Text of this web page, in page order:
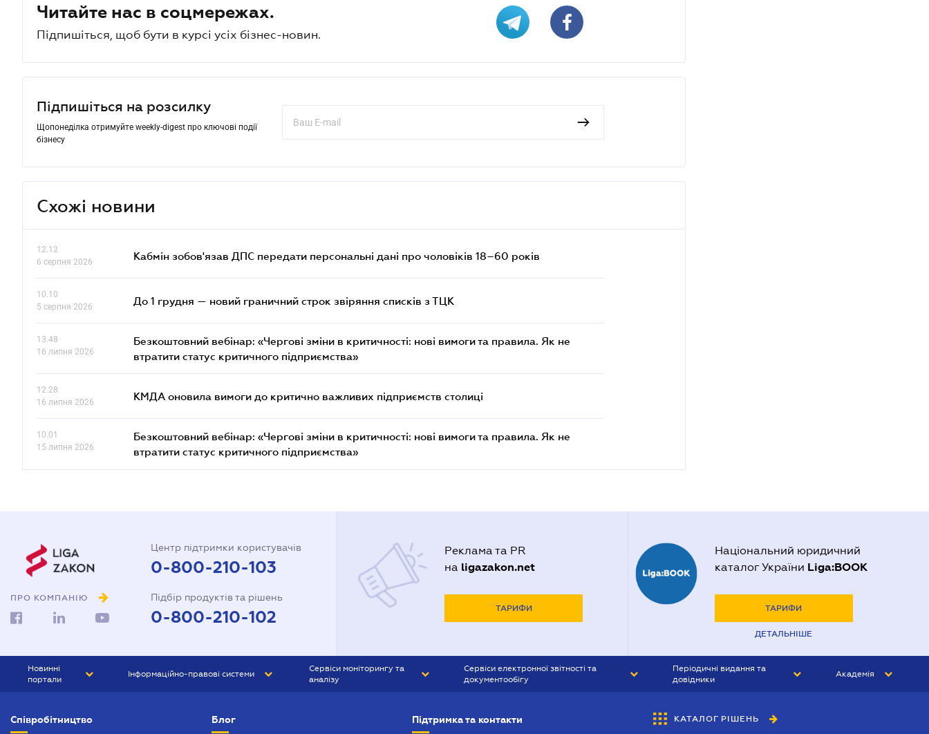
Читайте нас в соцмережах.
Підпишіться, щоб бути в курсі усіх бізнес-новин.
Підпишіться на розсилку
Щопонеділка отримуйте weekly-digest про ключові події
бізнесу
Схожі новини
12.12
6 серпня 2026
Кабмін зобов'язав ДПС передати персональні дані про чоловіків 18–60 років
10.10
5 серпня 2026
До 1 грудня — новий граничний строк звіряння списків з ТЦК
13.48
16 липня 2026
Безкоштовний вебінар: «Чергові зміни в критичності: нові вимоги та правила. Як не
втратити статус критичного підприємства»
12.28
16 липня 2026
КМДА оновила вимоги до критично важливих підприємств столиці
10.01
15 липня 2026
Безкоштовний вебінар: «Чергові зміни в критичності: нові вимоги та правила. Як не
втратити статус критичного підприємства»
ПРО КОМПАНІЮ
Центр підтримки користувачів
0-800-210-103
Підбір продуктів та рішень
0-800-210-102
Реклама та PR
на ligazakon.net
ТАРИФИ
Національний юридичний
каталог України Liga:BOOK
ТАРИФИ
ДЕТАЛЬНІШЕ
Новинні
портали
БІЗНЕС
Інформаційно-правові системи
Сервіси моніторингу та
аналізу
Сервіси електронної звітності та
документообігу
Періодичні видання та
довідники
БУХГАЛТЕР&ЗАКОН
Академія
Співробітництво Блог Підтримка та контакти КАТАЛОГ РІШЕНЬ